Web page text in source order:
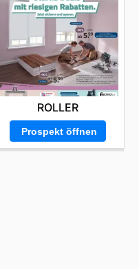
ROLLER
Prospekt öffnen